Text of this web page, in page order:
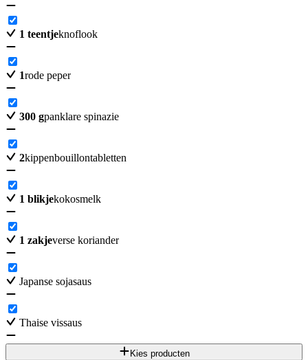
1 teentjeknoflook
1rode peper
300 gpanklare spinazie
2kippenbouillontabletten
1 blikjekokosmelk
1 zakjeverse koriander
Japanse sojasaus
Thaise vissaus
Kies producten